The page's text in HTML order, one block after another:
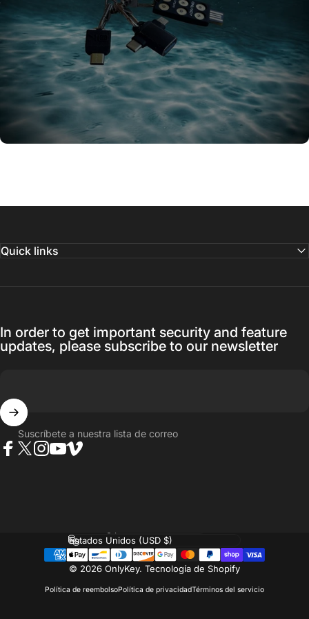
Quick links
In order to get important security and feature
updates, please subscribe to our newsletter
Suscríbete a nuestra lista de correo
© 2026 OnlyKey. Tecnología de Shopify
Política de reembolsoPolítica de privacidadTérminos del servicio
Idioma
País/región